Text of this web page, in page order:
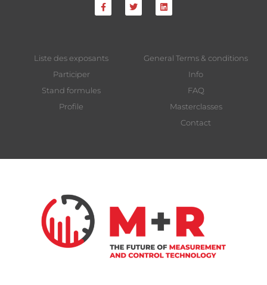
Liste des exposants
Participer
Stand formules
Profile
General Terms & conditions
Info
FAQ
Masterclasses
Contact